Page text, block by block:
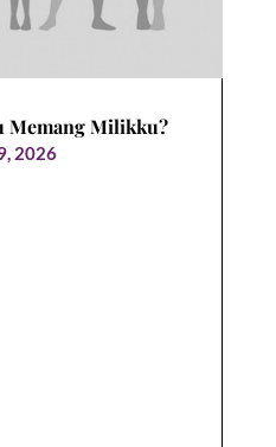
Memang Milikku?
2026